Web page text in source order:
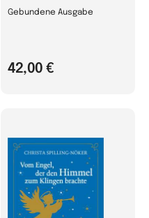
Gebundene Ausgabe
42,00 €